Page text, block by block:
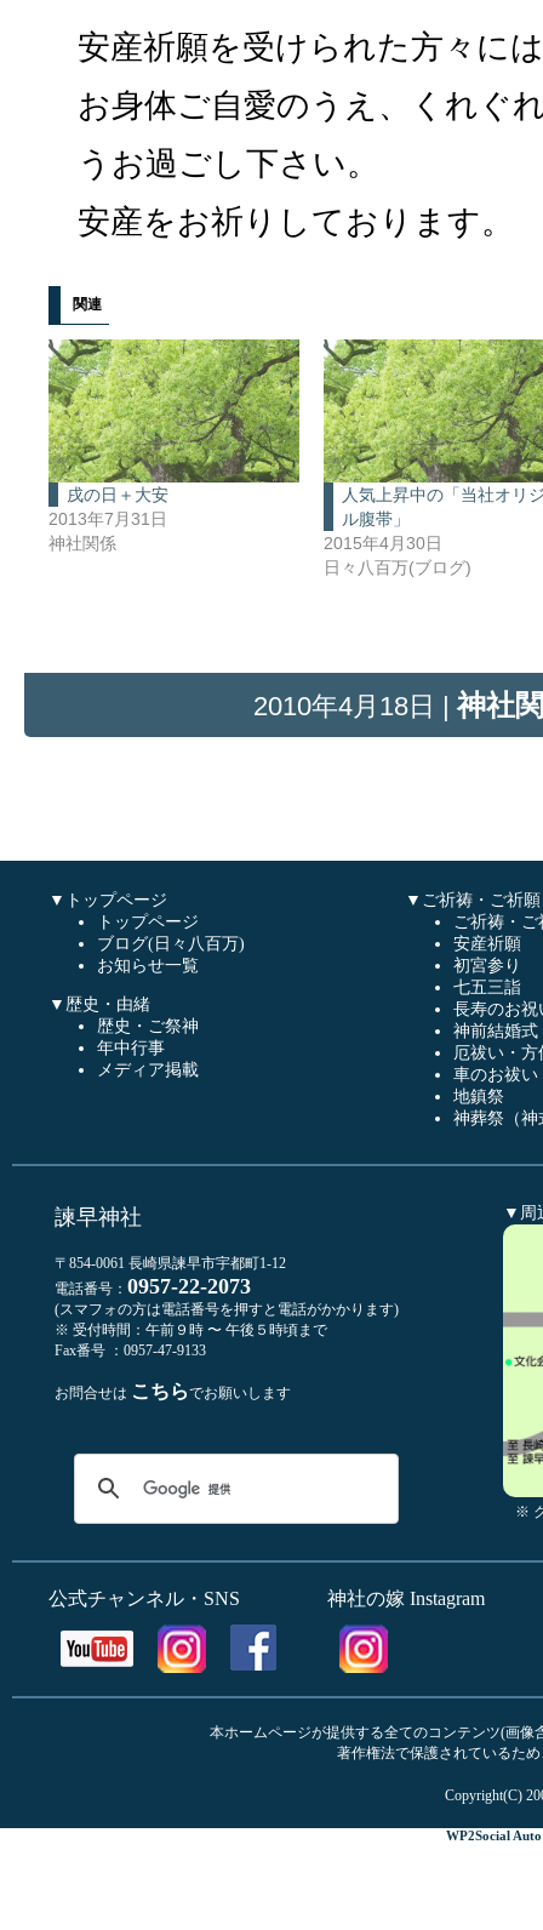
安産祈願を受けられた方々には
お身体ご自愛のうえ、くれぐ
うお過ごし下さい。
安産をお祈りしております。
関連
戌の日＋大安
2013年7月31日
神社関係
人気上昇中の「当社オリ
ル腹帯」
2015年4月30日
日々八百万(ブログ)
2010年4月18日 |神社
▼トップページ
トップページ
ブログ(日々八百万)
お知らせ一覧
▼歴史・由緒
歴史・ご祭神
年中行事
メディア掲載
▼ご祈祷・ご祈願
ご祈祷・ご
安産祈願
初宮参り
七五三詣
長寿のお祝
神前結婚式
厄祓い・方
車のお祓い
地鎮祭
神葬祭（神
諫早神社
〒854-0061 長崎県諫早市宇都町1-12
電話番号： 0957-22-2073
(スマフォの方は電話番号を押すと電話がかかります)
※ 受付時間：午前９時 〜 午後５時頃まで
Fax番号 ：0957-47-9133
お問合せは こちらでお願いします
▼周
※
公式チャンネル・SNS 神社の嫁 Instagram
本ホームページが提供する全てのコンテンツ(画
著作権法で保護されているた
Copyright(C)
WP2Social